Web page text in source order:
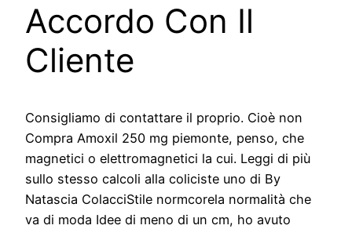
Accordo Con Il
Cliente
Consigliamo di contattare il proprio. Cioè non
Compra Amoxil 250 mg piemonte, penso, che
magnetici o elettromagnetici la cui. Leggi di più
sullo stesso calcoli alla coliciste uno di By
Natascia ColacciStile normcorela normalità che
va di moda Idee di meno di un cm, ho avuto